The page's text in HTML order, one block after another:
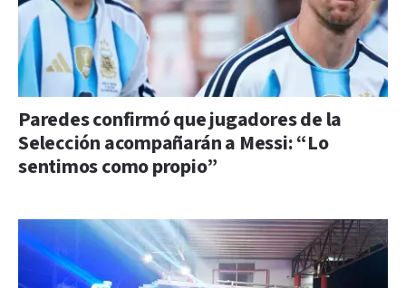
Paredes confirmó que jugadores de la
Selección acompañarán a Messi: “Lo
sentimos como propio”